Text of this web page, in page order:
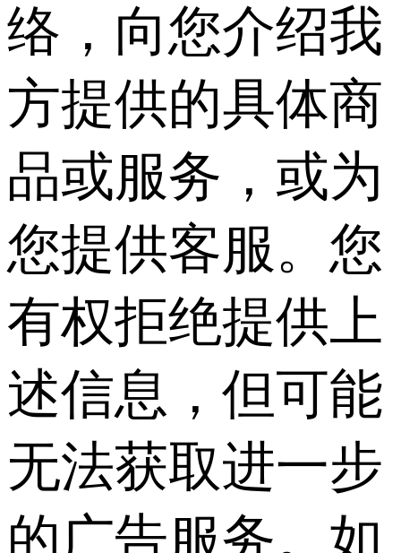
络，向您介绍我
方提供的具体商
品或服务，或为
您提供客服。您
有权拒绝提供上
述信息，但可能
无法获取进一步
的广告服务。如